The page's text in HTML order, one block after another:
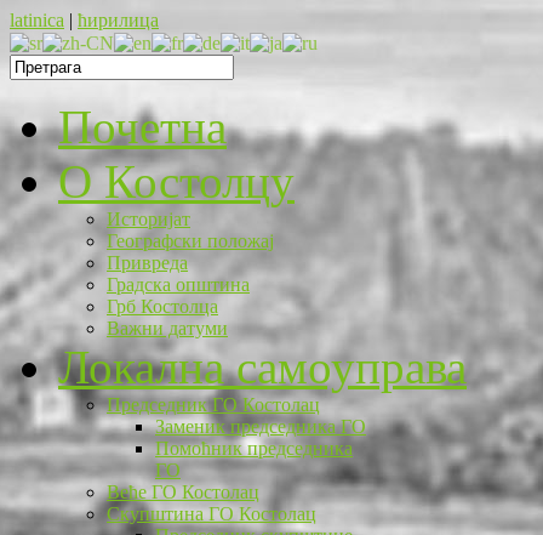
latinica | ћирилица
Почетна
O Костолцу
Историјат
Географски положај
Привреда
Градска општина
Грб Костолца
Важни датуми
Локална самоуправа
Председник ГО Костолац
Заменик председника ГО
Помоћник председника
ГО
Веће ГО Костолац
Скупштина ГО Костолац